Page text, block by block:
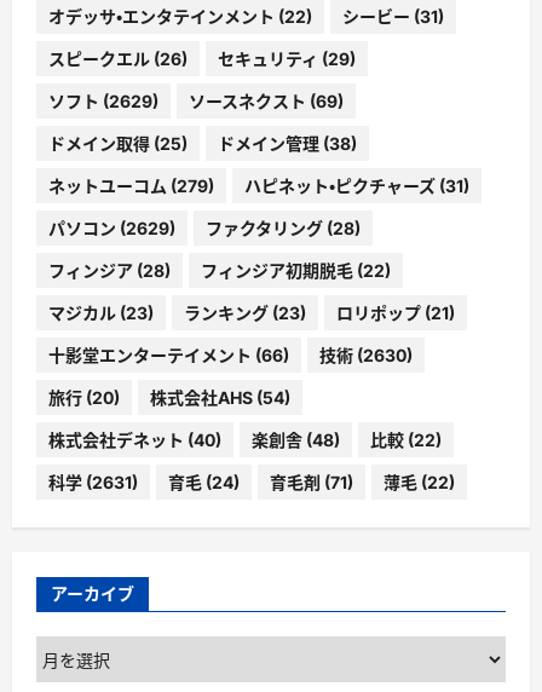
オデッサ・エンタテインメント (22) シービー (31)
スピークエル (26) セキュリティ (29)
ソフト (2629) ソースネクスト (69)
ドメイン取得 (25) ドメイン管理 (38)
ネットユーコム (279) ハピネット・ピクチャーズ (31)
パソコン (2629) ファクタリング (28)
フィンジア (28) フィンジア初期脱毛 (22)
マジカル (23) ランキング (23) ロリポップ (21)
十影堂エンターテイメント (66) 技術 (2630)
旅行 (20) 株式会社AHS (54)
株式会社デネット (40) 楽創舎 (48) 比較 (22)
科学 (2631) 育毛 (24) 育毛剤 (71) 薄毛 (22)
アーカイブ
ア
ー